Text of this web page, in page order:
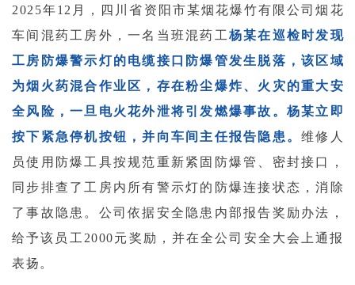
2025年12月，四川省资阳市某烟花爆竹有限公司烟花
车间混药工房外，一名当班混药工 杨某在巡检时发现
工房防爆警示灯的电缆接口防爆管发生脱落，该区域
为烟火药混合作业区，存在粉尘爆炸、火灾的重大安
全风险，一旦电火花外泄将引发燃爆事故。杨某立即
按下紧急停机按钮，并向车间主任报告隐患。 维修人
员使用防爆工具按规范重新紧固防爆管、密封接口，
同步排查了工房内所有警示灯的防爆连接状态，消除
了事故隐患。公司依据安全隐患内部报告奖励办法，
给予该员工2000元奖励，并在全公司安全大会上通报
表扬。